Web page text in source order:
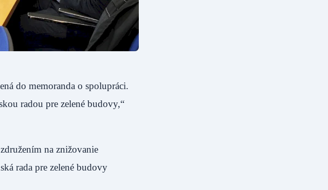
do memoranda o spolupráci.
radou pre zelené budovy,“
na znižovanie
rada pre zelené budovy